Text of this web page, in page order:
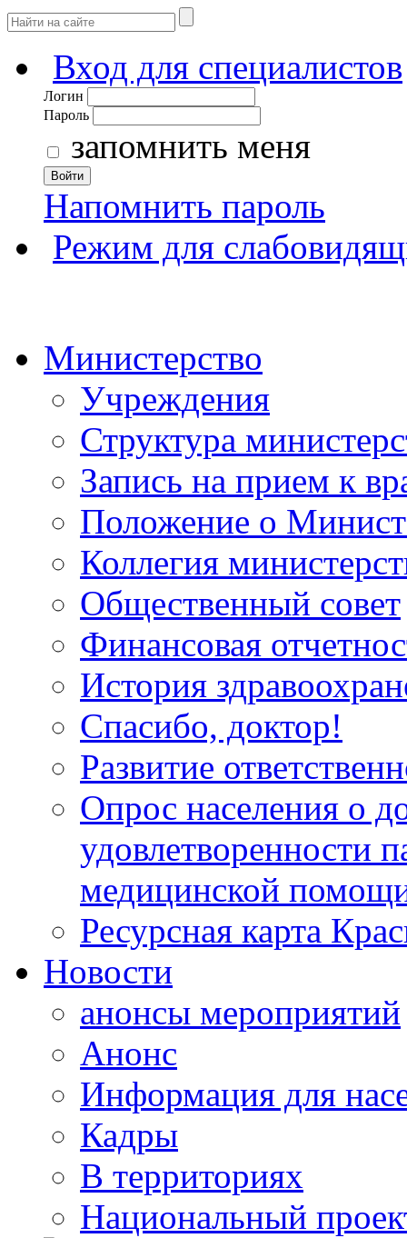
Вход для специалистов
Логин
Пароль
запомнить меня
Войти
Напомнить пароль
Режим для
Министерство
Учреждения
Структура
Запись на прием к
Положение о
Коллегия
Общественный совет
Финансовая
История
Спасибо, доктор!
Развитие
Опрос населения о
удовлетворенности
медицинской
Ресурсная карта
Новости
анонсы мероприятий
Анонс
Информация для
Кадры
В территориях
Национальный